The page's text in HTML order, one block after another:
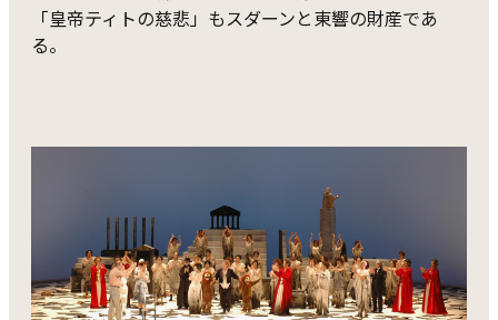
「皇帝ティトの慈悲」もスダーンと東響の財産であ
る。